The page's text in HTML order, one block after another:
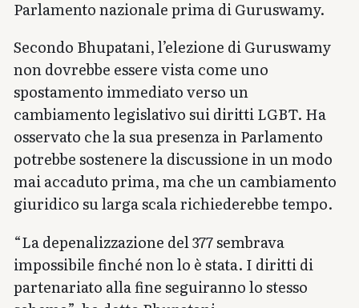
Parlamento nazionale prima di Guruswamy.
Secondo Bhupatani, l’elezione di Guruswamy
non dovrebbe essere vista come uno
spostamento immediato verso un
cambiamento legislativo sui diritti LGBT. Ha
osservato che la sua presenza in Parlamento
potrebbe sostenere la discussione in un modo
mai accaduto prima, ma che un cambiamento
giuridico su larga scala richiederebbe tempo.
“La depenalizzazione del 377 sembrava
impossibile finché non lo è stata. I diritti di
partenariato alla fine seguiranno lo stesso